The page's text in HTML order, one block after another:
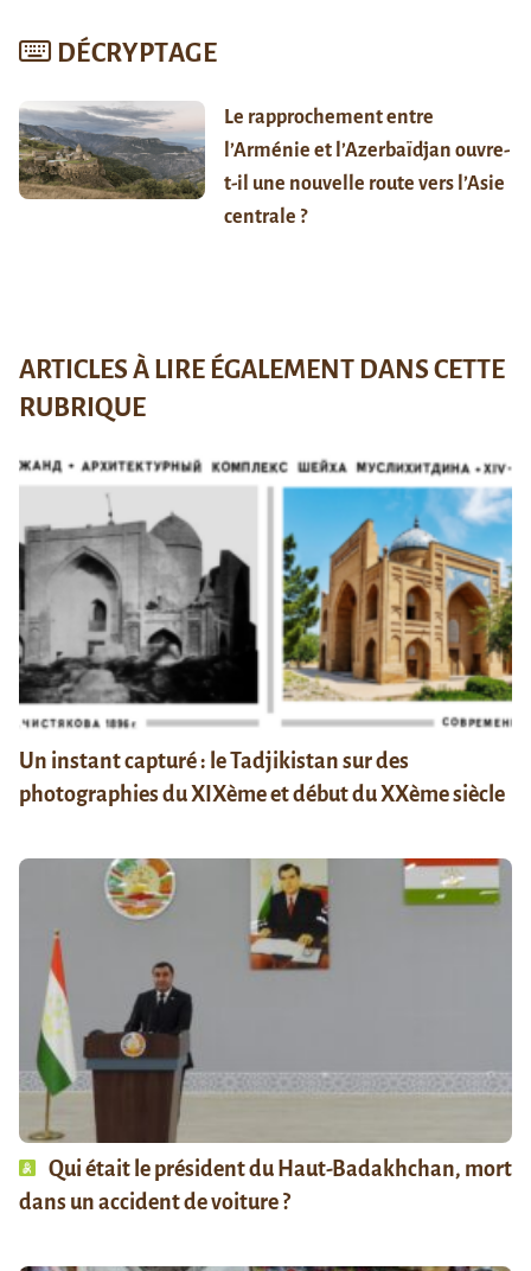
DÉCRYPTAGE
Le rapprochement entre
l’Arménie et l’Azerbaïdjan ouvre-
t-il une nouvelle route vers l’Asie
centrale ?
ARTICLES À LIRE ÉGALEMENT DANS CETTE
RUBRIQUE
Un instant capturé : le Tadjikistan sur des
photographies du XIXème et début du XXème siècle
Qui était le président du Haut-Badakhchan, mort
dans un accident de voiture ?